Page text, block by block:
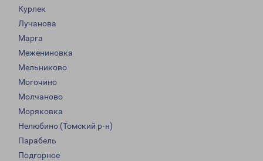
Курлек
Лучанова
Марга
Межениновка
Мельниково
Могочино
Молчаново
Моряковка
Нелюбино (Томский р-н)
Парабель
Подгорное